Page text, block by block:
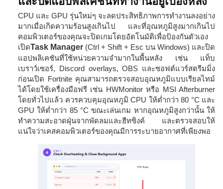
CPU และ GPU รุ่นใหม่ๆ จะลดประสิทธิภาพการทำงานลงอย่าง
มากเมื่อเกิดความร้อนสูงเกินไป และที่อุณหภูมิสูงมากเกินไป
คอมพิวเตอร์ของคุณจะปิดเกมโดยอัตโนมัติเพื่อป้องกันตัวเอง
เปิดTask Manager (Ctrl + Shift + Esc บน Windows) และปิด
แอปพลิเคชันที่ใช้หน่วยความจำมากในพื้นหลัง เช่น แท็บ
เบราว์เซอร์, Discord overlays, OBS และซอฟต์แวร์สตรีมมิ่ง
ก่อนเปิด Fortnite คุณสามารถตรวจสอบอุณหภูมิแบบเรียลไทม์
ได้โดยใช้เครื่องมือฟรี เช่น HWMonitor หรือ MSI Afterburner
โดยทั่วไปแล้ว ควรควบคุมอุณหภูมิ CPU ให้ต่ำกว่า 80 °C และ
GPU ให้ต่ำกว่า 85 °C ขณะเล่นเกม หากอุณหภูมิสูงกว่านั้น ให้
ทำความสะอาดฝุ่นจากพัดลมและฮีทซิงค์ และตรวจสอบให้
แน่ใจว่าเคสคอมพิวเตอร์ของคุณมีการระบายอากาศที่เพียงพอ